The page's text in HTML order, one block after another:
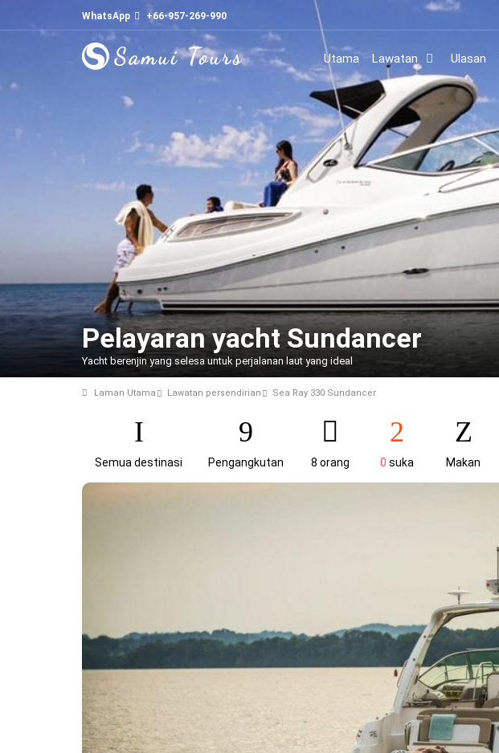
WhatsApp +66-957-269-990
Utama Lawatan Ulasan
Pelayaran yacht Sundancer
Yacht berenjin yang selesa untuk perjalanan laut yang ideal
Laman Utama Lawatan persendirian Sea Ray 330 Sundancer
Semua destinasi Pengangkutan 8 orang 0 suka Makan